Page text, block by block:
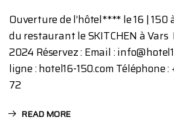
Ouverture de l’hôtel**** le 16 | 150
du restaurant le SKITCHEN à Vars
2024 Réservez : Email :
ligne : hotel16-150.com Téléphone
72
READ MORE